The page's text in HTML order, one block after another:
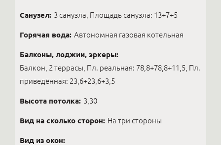
Санузел: 3 санузла, Площадь санузла: 13+7+5
Горячая вода: Автономная газовая котельная
Балконы, лоджии, эркеры:
Балкон, 2 террасы, Пл. реальная: 78,8+78,8+11,5, Пл.
приведённая: 23,6+23,6+3,5
Высота потолка: 3,30
Вид на сколько сторон: На три стороны
Вид из окон: